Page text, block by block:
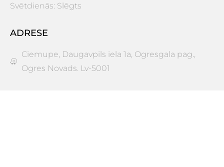
Svētdienās: Slēgts
ADRESE
Ciemupe, Daugavpils iela 1a, Ogresgala pag.,
Ogres Novads. Lv-5001